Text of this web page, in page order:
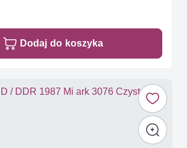
Dodaj do koszyka